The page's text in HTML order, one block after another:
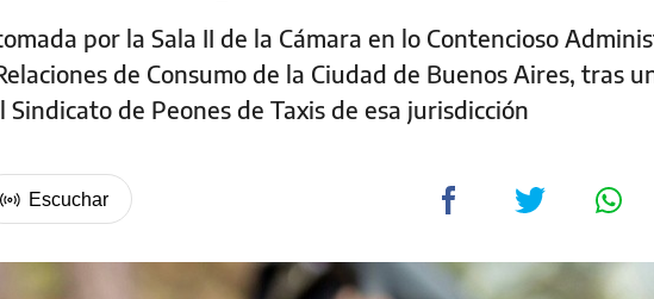
por la Sala II de la Cámara en lo Contencioso
de Consumo de la Ciudad de Buenos Aires, tras
de Peones de Taxis de esa jurisdicción